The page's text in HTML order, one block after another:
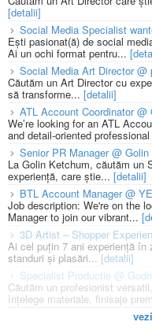
[detalii]
Social Media Specialist
Ești pasionat(ă) de social
Ai un ochi format pentru...
Social Media Art Director @
Căutăm un Art Director cu
să transforme... [detalii]
ATL Account Coordinator @
We’re looking for an ATL
and detail-oriented professional
Senior PR Manager @
La Golin Ketchum, căutăm un
experiență, care știe... [detalii]
BTL Account Manager @
Job description: We're on the
Manager to join our vibrant...
3D Artist – Shopper
Ai cel puțin 7 ani experiență în
standuri și plasări...[detalii]
Specialist Productie @
Căutăm un profesionist
înțelege materiale, finisaje